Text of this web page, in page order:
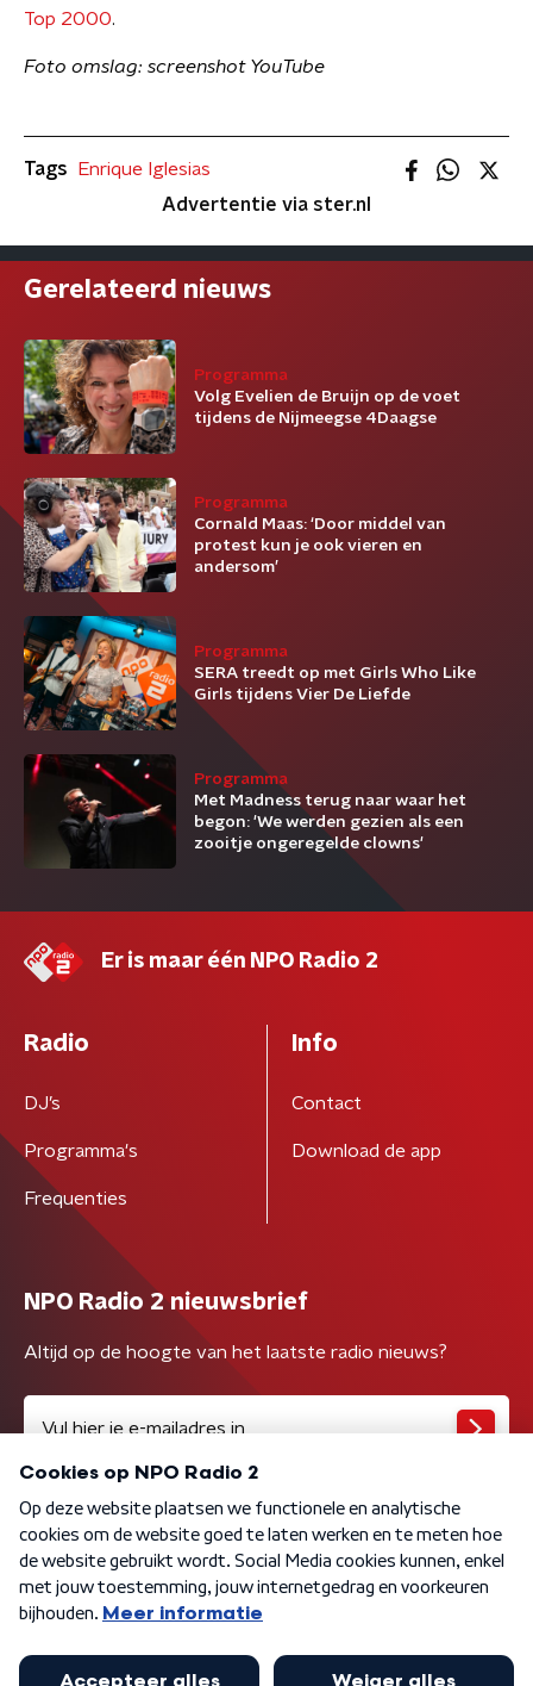
Top 2000.
Foto omslag: screenshot YouTube
Tags
Enrique Iglesias
Advertentie via ster.nl
Gerelateerd nieuws
Programma
Volg Evelien de Bruijn op de voet
tijdens de Nijmeegse 4Daagse
Programma
Cornald Maas: ‘Door middel van
protest kun je ook vieren en
andersom’
Programma
SERA treedt op met Girls Who Like
Girls tijdens Vier De Liefde
Programma
Met Madness terug naar waar het
begon: 'We werden gezien als een
zooitje ongeregelde clowns'
Er is maar één NPO Radio 2
Radio
DJ’s
Programma's
Frequenties
Info
Contact
Download de app
NPO Radio 2 nieuwsbrief
Altijd op de hoogte van het laatste radio nieuws?
Algemene voorwaarden